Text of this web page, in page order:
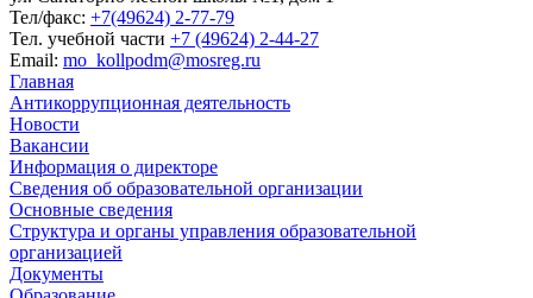
Тел/факс: +7(49624) 2-77-79
Тел. учебной части +7 (49624) 2-44-27
Email: mo_kollpodm@mosreg.ru
Главная
Антикоррупционная деятельность
Новости
Вакансии
Информация о директоре
Сведения об образовательной организации
Основные сведения
Структура и органы управления образовательной
организацией
Документы